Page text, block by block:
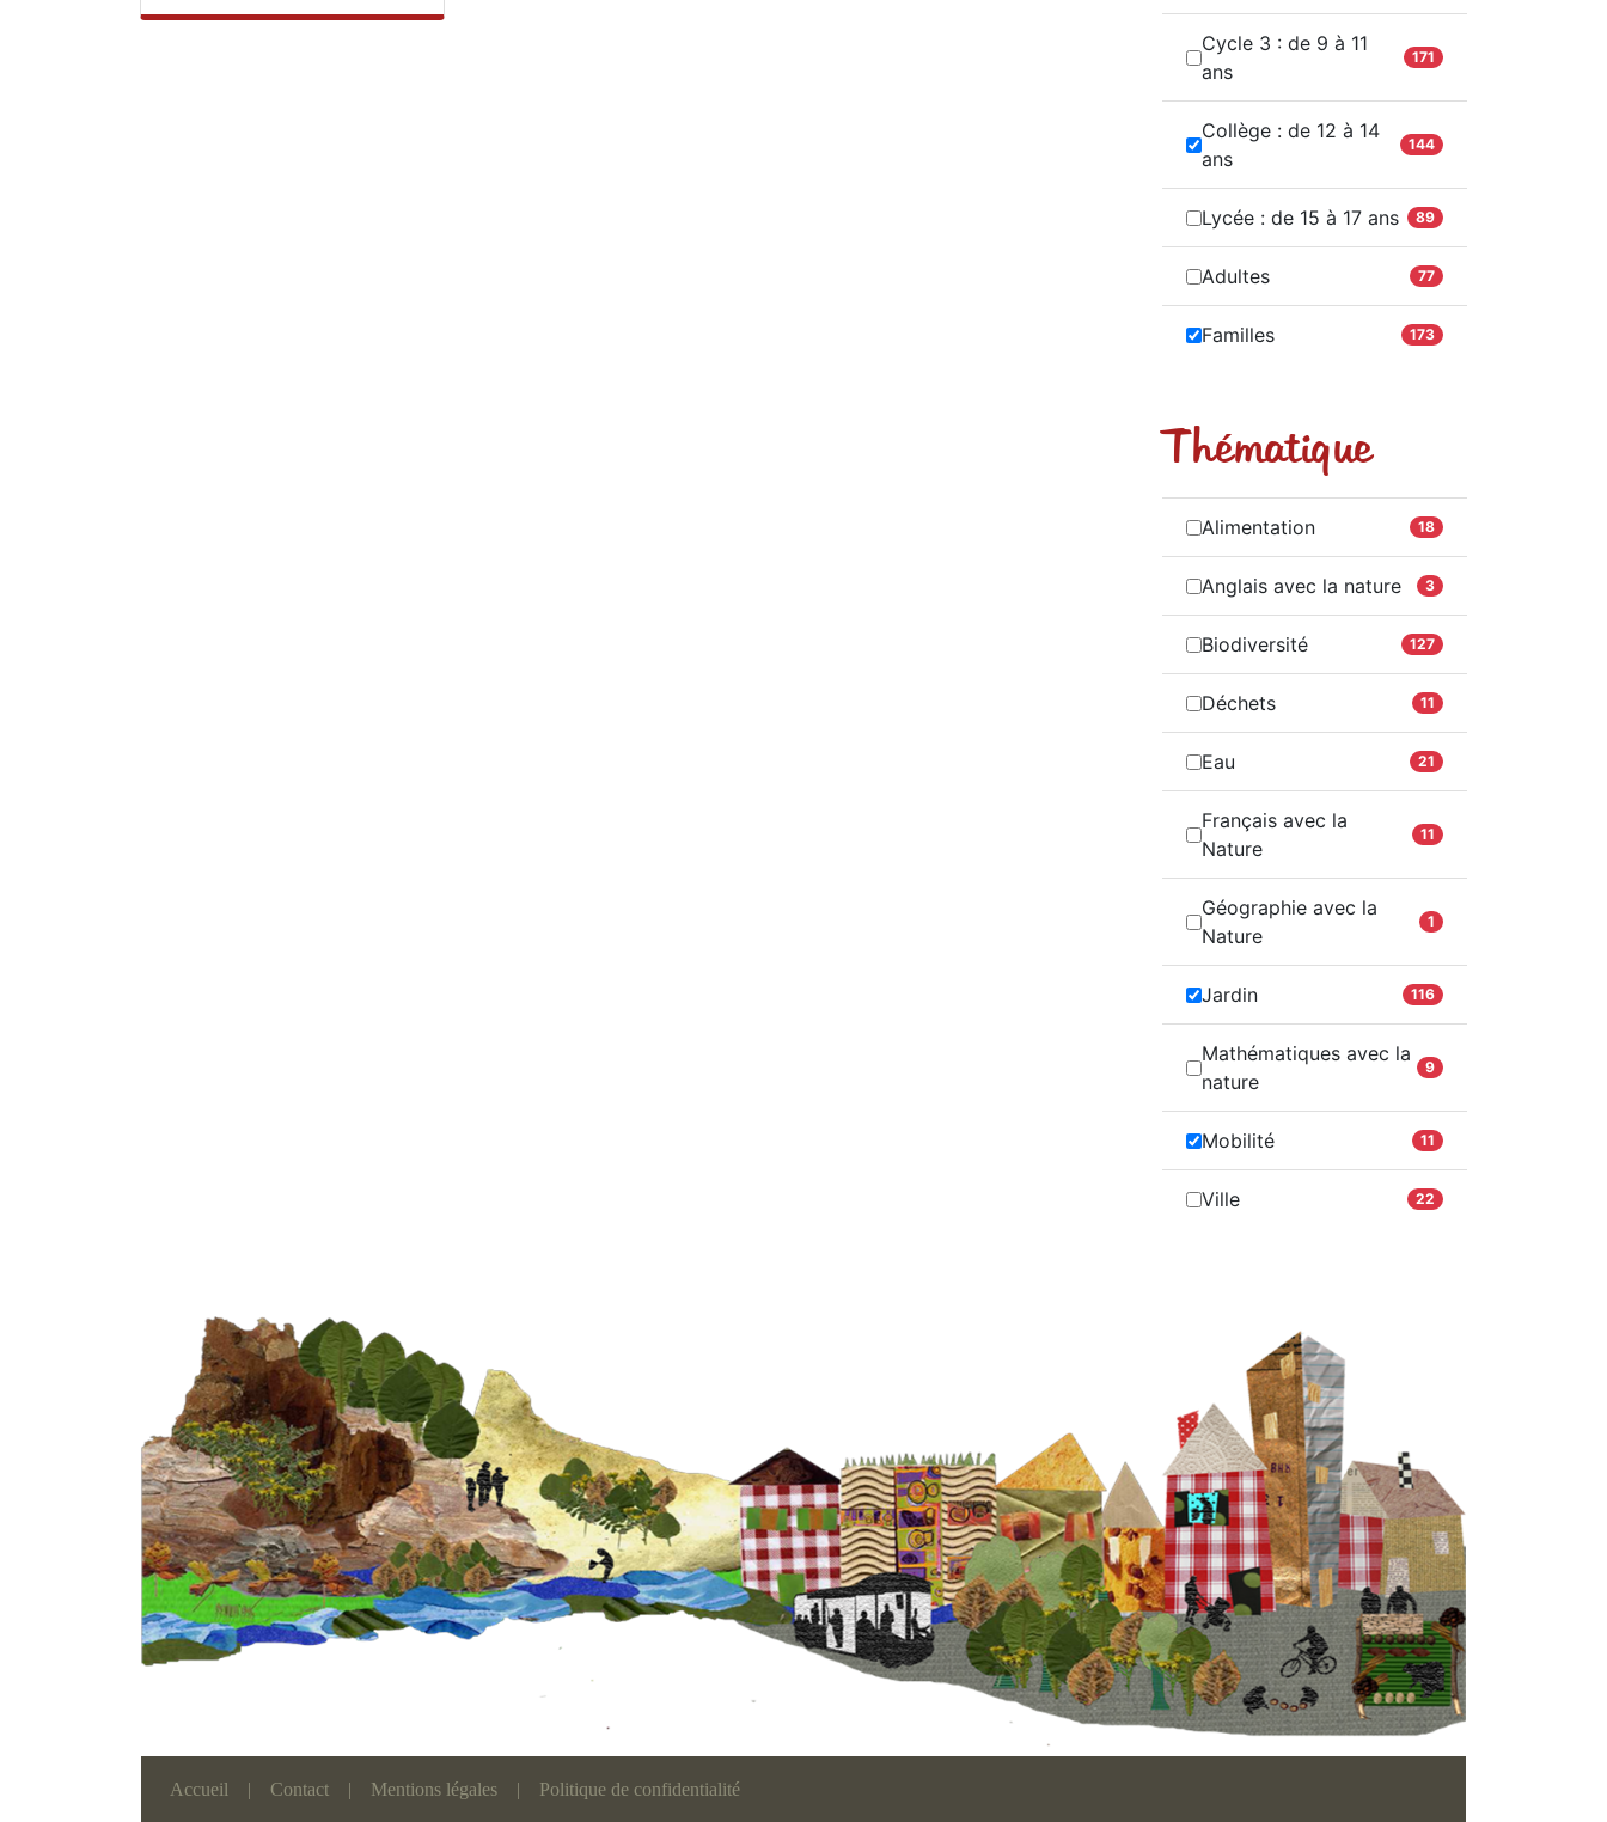
Cycle 3 : de 9 à 11
ans
171
Collège : de 12 à 14
ans
144
Lycée : de 15 à 17 ans 89
Adultes 77
Familles 173
Thématique
Alimentation 18
Anglais avec la nature 3
Biodiversité 127
Déchets 11
Eau 21
Français avec la
Nature
11
Géographie avec la
Nature
1
Jardin 116
Mathématiques avec la
nature
9
Mobilité 11
Ville 22
Accueil | Contact | Mentions légales | Politique de confidentialité